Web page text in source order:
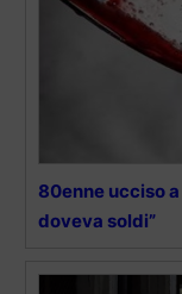
80enne ucciso
doveva soldi”